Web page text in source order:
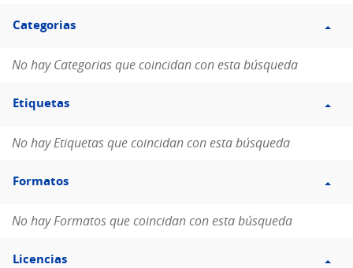
Filtro
Categorias
Categorias
No hay Categorias que coincidan con esta búsqueda
Filtro
Etiquetas
Etiquetas
No hay Etiquetas que coincidan con esta búsqueda
Filtro
Formatos
Formatos
No hay Formatos que coincidan con esta búsqueda
Filtro
Licencias